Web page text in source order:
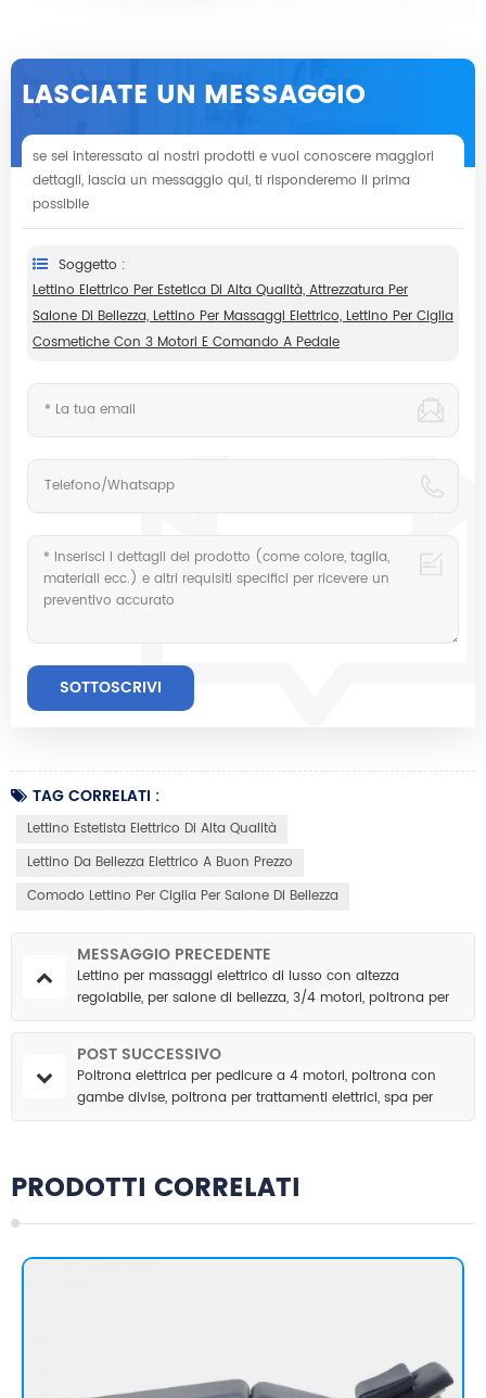
LASCIATE UN MESSAGGIO
se sei interessato ai nostri prodotti e vuoi conoscere maggiori
dettagli, lascia un messaggio qui, ti risponderemo il prima
possibile
Soggetto :
Lettino Elettrico Per Estetica Di Alta Qualità, Attrezzatura Per
Salone Di Bellezza, Lettino Per Massaggi Elettrico, Lettino Per Ciglia
Cosmetiche Con 3 Motori E Comando A Pedale
TAG CORRELATI :
Lettino Estetista Elettrico Di Alta Qualità
Lettino Da Bellezza Elettrico A Buon Prezzo
Comodo Lettino Per Ciglia Per Salone Di Bellezza
MESSAGGIO PRECEDENTE
Lettino per massaggi elettrico di lusso con altezza
regolabile, per salone di bellezza, 3/4 motori, poltrona per
estetica
POST SUCCESSIVO
Poltrona elettrica per pedicure a 4 motori, poltrona con
gambe divise, poltrona per trattamenti elettrici, spa per
piedi, lettino per massaggi elettrico.
PRODOTTI CORRELATI